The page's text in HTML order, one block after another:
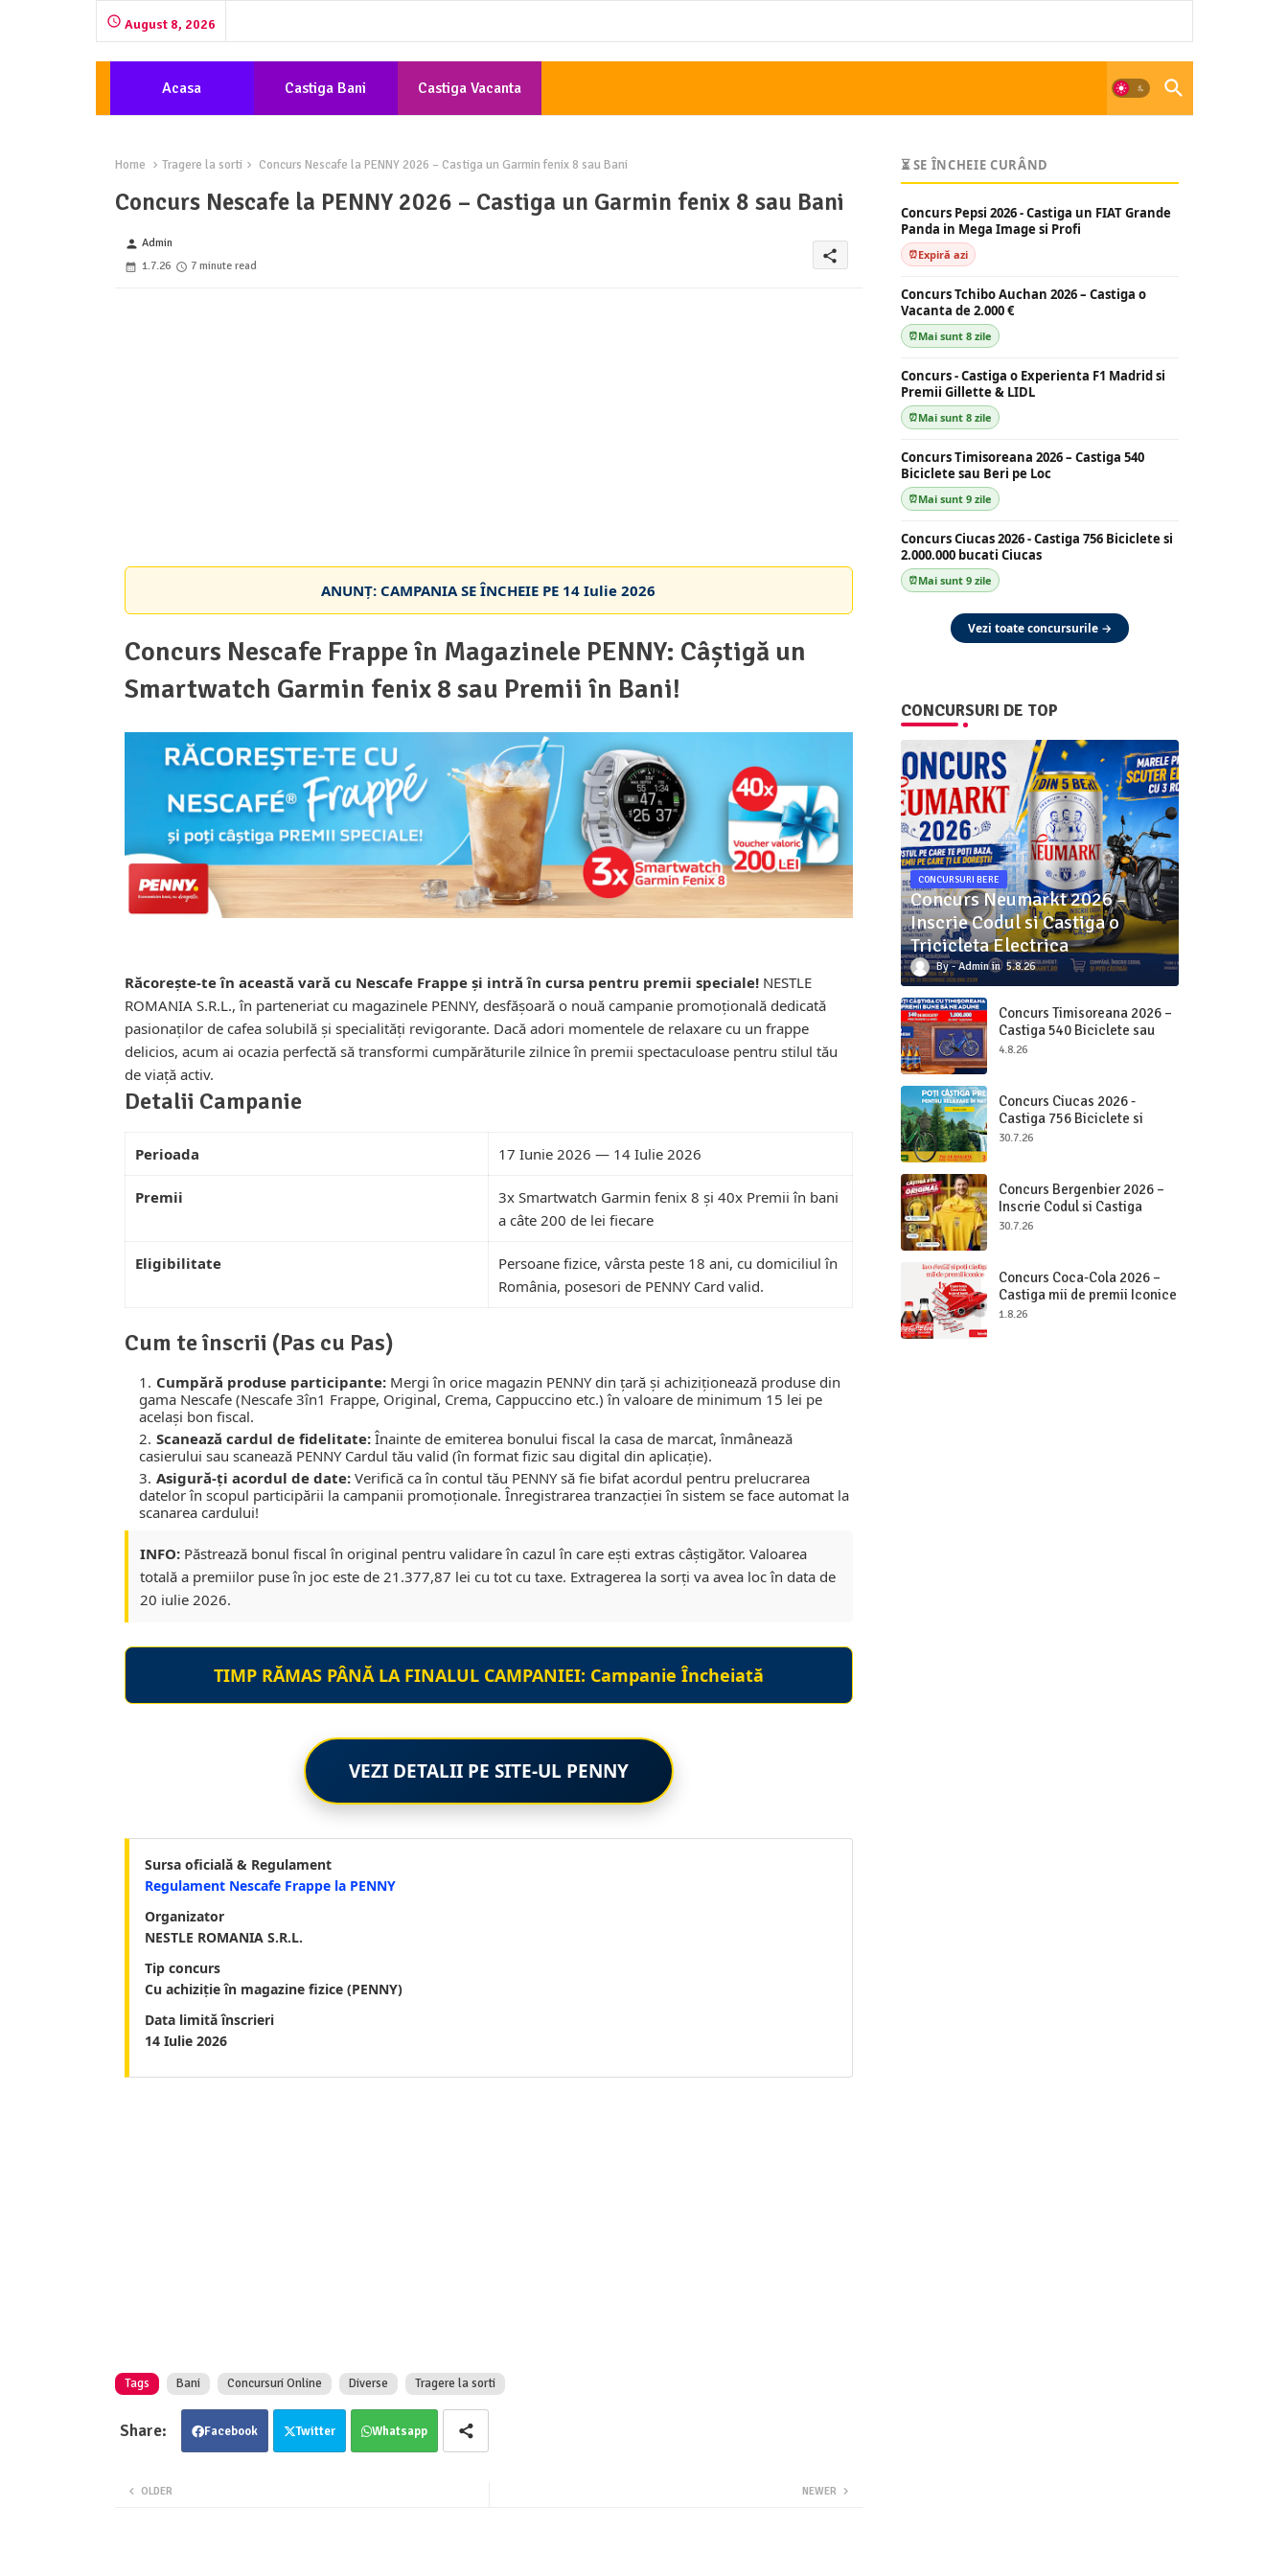
August 8, 2026
Acasa Castiga Bani Castiga Vacanta
Home Tragere la sorti Concurs Nescafe la PENNY 2026 – Castiga un Garmin fenix 8 sau Bani
Concurs Nescafe la PENNY 2026 – Castiga un Garmin fenix 8 sau Bani
person Admin
1.7.26
7 minute read
share
ANUNȚ: CAMPANIA SE ÎNCHEIE PE 14 Iulie 2026
Concurs Nescafe Frappe în Magazinele PENNY: Câștigă un
Smartwatch Garmin fenix 8 sau Premii în Bani!
Răcorește-te în această vară cu Nescafe Frappe și intră în cursa pentru premii speciale!NESTLE
ROMANIA S.R.L., în parteneriat cu magazinele PENNY, desfășoară o nouă campanie promoțională dedicată
pasionaților de cafea solubilă și specialități revigorante. Dacă adori momentele de relaxare cu un frappe
delicios, acum ai ocazia perfectă să transformi cumpărăturile zilnice în premii spectaculoase pentru stilul tău
de viață activ.
Detalii Campanie
Perioada 17 Iunie 2026 — 14 Iulie 2026
Premii
3x Smartwatch Garmin fenix 8 și 40x Premii în bani
a câte 200 de lei fiecare
Eligibilitate
Persoane fizice, vârsta peste 18 ani, cu domiciliul în
România, posesori de PENNY Card valid.
Cum te înscrii (Pas cu Pas)
Cumpără produse participante:Mergi în orice magazin PENNY din țară și achiziționează produse din
gama Nescafe (Nescafe 3în1 Frappe, Original, Crema, Cappuccino etc.) în valoare de minimum 15 lei pe
același bon fiscal.
Scanează cardul de fidelitate:Înainte de emiterea bonului fiscal la casa de marcat, înmânează
casierului sau scanează PENNY Cardul tău valid (în format fizic sau digital din aplicație).
Asigură-ți acordul de date:Verifică ca în contul tău PENNY să fie bifat acordul pentru prelucrarea
datelor în scopul participării la campanii promoționale. Înregistrarea tranzacției în sistem se face automat la
scanarea cardului!
INFO:Păstrează bonul fiscal în original pentru validare în cazul în care ești extras câștigător. Valoarea
totală a premiilor puse în joc este de 21.377,87 lei cu tot cu taxe. Extragerea la sorți va avea loc în data de
20 iulie 2026.
TIMP RĂMAS PÂNĂ LA FINALUL CAMPANIEI: Campanie Încheiată
VEZI DETALII PE SITE-UL PENNY
Sursa oficială & Regulament
Regulament Nescafe Frappe la PENNY
Organizator
NESTLE ROMANIA S.R.L.
Tip concurs
Cu achiziție în magazine fizice (PENNY)
Data limită înscrieri
14 Iulie 2026
Tags Bani Concursuri Online Diverse Tragere la sorti
Facebook Twitter Whatsapp
NEWER
OLDER
⏳ SE ÎNCHEIE CURÂND
Concurs Pepsi 2026 - Castiga un FIAT Grande
Panda in Mega Image si Profi
Expiră azi
Concurs Tchibo Auchan 2026 – Castiga o
Vacanta de 2.000 €
Mai sunt 8 zile
Concurs - Castiga o Experienta F1 Madrid si
Premii Gillette & LIDL
Mai sunt 8 zile
Concurs Timisoreana 2026 – Castiga 540
Biciclete sau Beri pe Loc
Mai sunt 9 zile
Concurs Ciucas 2026 - Castiga 756 Biciclete si
2.000.000 bucati Ciucas
Mai sunt 9 zile
Vezi toate concursurile →
CONCURSURI DE TOP
CONCURSURI BERE
Concurs Neumarkt 2026 –
Inscrie Codul si Castiga o
Tricicleta Electrica
Admin 5.8.26
Concurs Timisoreana 2026 –
Castiga 540 Biciclete sau
Beri pe Loc
4.8.26
Concurs Ciucas 2026 -
Castiga 756 Biciclete si
2.000.000 bucati Ciucas
30.7.26
Concurs Bergenbier 2026 –
Inscrie Codul si Castiga
Premii Originale
30.7.26
Concurs Coca-Cola 2026 –
Castiga mii de premii Iconice
1.8.26